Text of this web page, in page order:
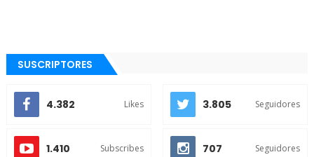
SUSCRIPTORES
4.382 Likes 3.805 Seguidores
1.410 Subscribes 707 Seguidores